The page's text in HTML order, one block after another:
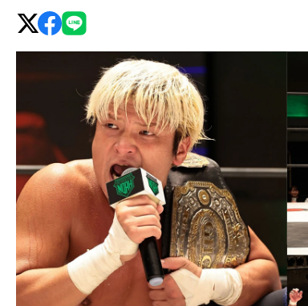
グ・
公
式
サ
イ
ト